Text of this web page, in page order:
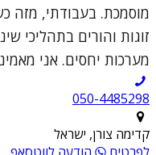
מוסמכת. בעבודתי, מזה
זוגות והורים בתהליכי
מערכות יחסים. אני
050-4485298
קדימה צורן, ישראל
לפרטים
הודעה לווטסאפ